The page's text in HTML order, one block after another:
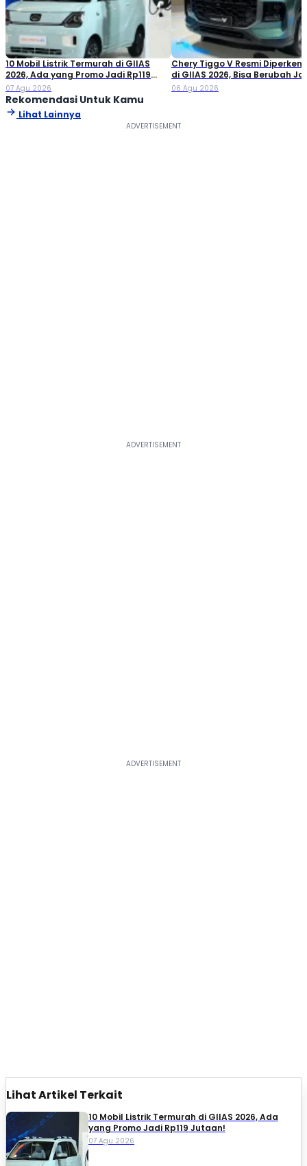
10 Mobil Listrik Termurah di GIIAS
2026, Ada yang Promo Jadi Rp119
Jutaan!
07 Agu 2026
Chery Tiggo V Resmi
di GIIAS 2026, Bisa Berubah
Double Cabin
06 Agu 2026
Rekomendasi Untuk Kamu
Lihat Lainnya
Lihat Artikel Terkait
10 Mobil Listrik Termurah di GIIAS 2026, Ada
yang Promo Jadi Rp119 Jutaan!
07 Agu 2026